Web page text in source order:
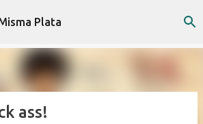
contenido principal
Plata
ass!